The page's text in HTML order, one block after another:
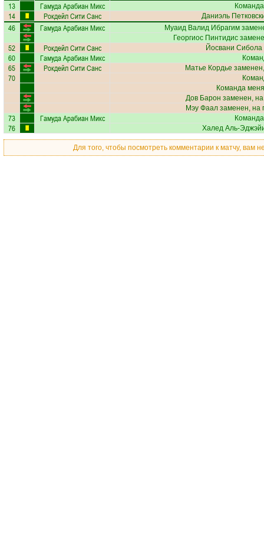
13 Гамуда Арабиан Микс
14 Рокдейл Сити Санс Даниэль
46 Гамуда Арабиан Микс Муаид Валид Ибрагим
Георгиос Пинтидис
52 Рокдейл Сити Санс Йосвани Сибола
60 Гамуда Арабиан Микс
65 Рокдейл Сити Санс Матье Кордье
70
Команда
Дов Барон заменен,
Мэу Фаалзаменен, на
73 Гамуда Арабиан Микс
76 Халед Аль-
Для того, чтобы посмотреть комментарии к матчу, вам